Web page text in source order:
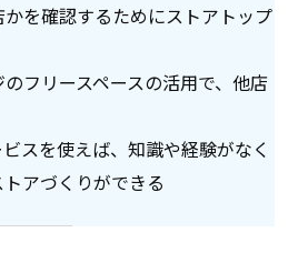
を確認するためにストアトップ
フリースペースの活用で、他店
スを使えば、知識や経験がなく
アづくりができる